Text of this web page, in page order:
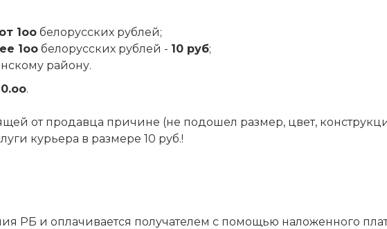
от 1оо белорусских рублей;
1оо белорусских рублей - 10 руб;
району.
.
от продавца причине (не подошел размер, цвет,
курьера в размере 10 руб.!
РБ и оплачивается получателем с помощью наложенного